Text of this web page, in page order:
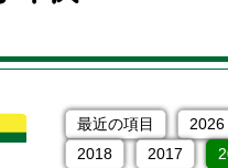
最近の項目
2026
2018
2017